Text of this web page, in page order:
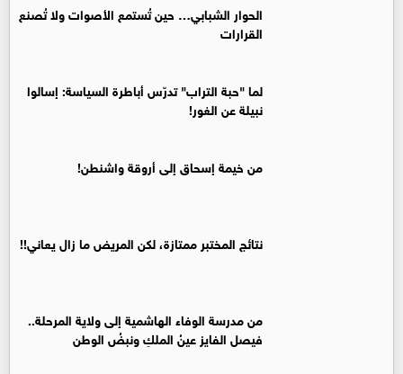
الحوار الشبابي… حين تُستمع الأصوات ولا تُصنع
القرارات
لما "حبة التراب" تدرّس أباطرة السياسة: إسالوا
نبيلة عن الغور!
من خيمة إسحاق إلى أروقة واشنطن!
نتائج المختبر ممتازة، لكن المريض ما زال يعاني!!
من مدرسة الوفاء الهاشمية إلى ولاية المرحلة..
فيصل الفايز عينُ الملكِ ونبضُ الوطن